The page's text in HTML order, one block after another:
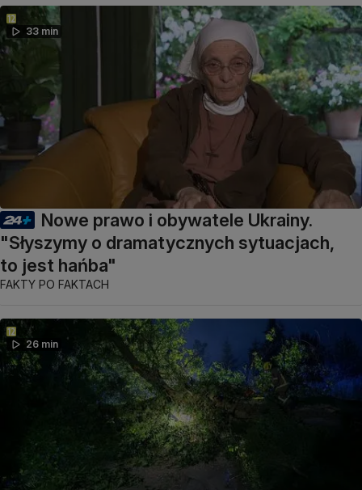
33 min
Nowe prawo i obywatele Ukrainy.
"Słyszymy o dramatycznych sytuacjach,
to jest hańba"
FAKTY PO FAKTACH
26 min